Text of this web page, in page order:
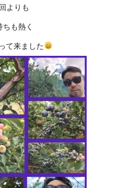
よりも
も熱く
て来ました